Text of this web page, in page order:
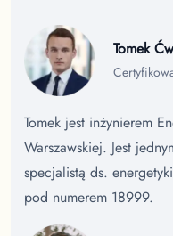
Tomek
Tomek jest inżynierem
Warszawskiej. Jest
specjalistą ds.
pod numerem 18999.